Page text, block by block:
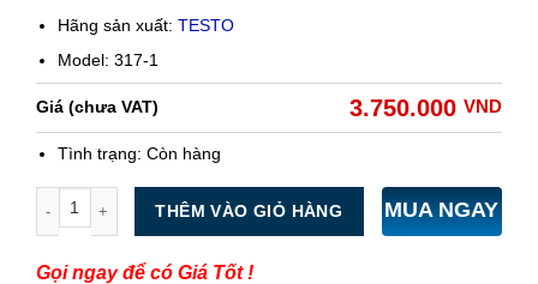
Hãng sản xuất: TESTO
Model: 317-1
Giá (chưa VAT) 3.750.000 VND
Tình trạng: Còn hàng
THÊM VÀO GIỎ HÀNG MUA NGAY
Gọi ngay để có Giá Tốt !